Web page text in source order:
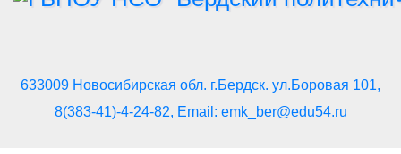
633009 Новосибирская обл. г.Бердск. ул.Боровая 101,
8(383-41)-4-24-82, Email: emk_ber@edu54.ru